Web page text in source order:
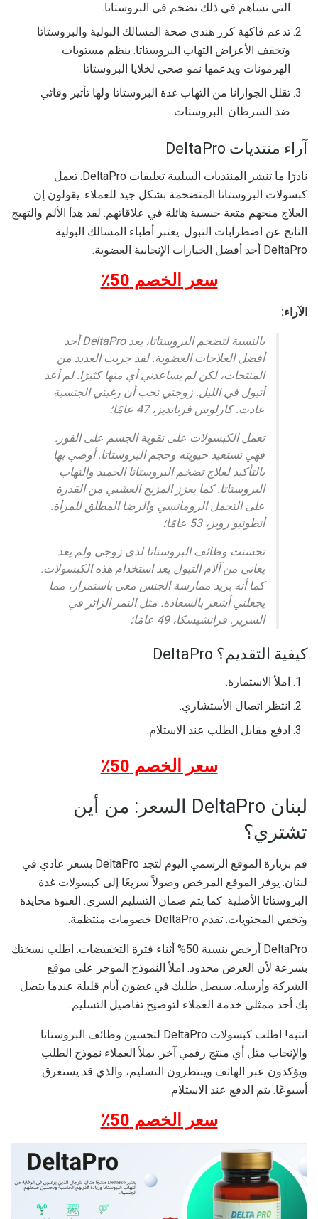
التي تساهم في ذلك تضخم في البروستاتا.
تدعم فاكهة كرز هندي صحة المسالك البولية والبروستاتا
وتخفف الأعراض التهاب البروستاتا. ينظم مستويات
الهرمونات ويدعمها نمو صحي لخلايا البروستاتا.
تقلل الجوارانا من التهاب غدة البروستاتا ولها تأثير وقائي
ضد السرطان. البروستات.
آراء منتديات DeltaPro
نادرًا ما تنشر المنتديات السلبية تعليقات DeltaPro. تعمل
كبسولات البروستاتا المتضخمة بشكل جيد للعملاء. يقولون إن
العلاج منحهم متعة جنسية هائلة في علاقاتهم. لقد هدأ الألم والتهيج
الناتج عن اضطرابات التبول. يعتبر أطباء المسالك البولية
DeltaPro أحد أفضل الخيارات الإنجابية العضوية.
سعر الخصم 50٪
الآراء:
بالنسبة لتضخم البروستاتا، يعد DeltaPro أحد
أفضل العلاجات العضوية. لقد جربت العديد من
المنتجات، لكن لم يساعدني أي منها كثيرًا. لم أعد
أتبول في الليل. زوجتي تحب أن رغبتي الجنسية
عادت. كارلوس فرنانديز، 47 عامًا؛
تعمل الكبسولات على تقوية الجسم على الفور.
فهي تستعيد حيويته وحجم البروستاتا. أوصي بها
بالتأكيد لعلاج تضخم البروستاتا الحميد والتهاب
البروستاتا. كما يعزز المزيج العشبي من القدرة
على التحمل الرومانسي والرضا المطلق للمرأة.
أنطونيو رويز، 53 عامًا؛
تحسنت وظائف البروستاتا لدى زوجي ولم يعد
يعاني من آلام التبول بعد استخدام هذه الكبسولات.
كما أنه يريد ممارسة الجنس معي باستمرار، مما
يجعلني أشعر بالسعادة. مثل النمر الزائر في
السرير. فرانشيسكا، 49 عامًا؛
كيفية التقديم؟ DeltaPro
املأ الاستمارة.
انتظر اتصال الأستشاري.
ادفع مقابل الطلب عند الاستلام.
سعر الخصم 50٪
لبنان DeltaPro السعر: من أين
تشتري؟
قم بزيارة الموقع الرسمي اليوم لتجد DeltaPro بسعر عادي في
لبنان. يوفر الموقع المرخص وصولاً سريعًا إلى كبسولات غدة
البروستاتا الأصلية. كما يتم ضمان التسليم السري. العبوة محايدة
وتخفي المحتويات. تقدم DeltaPro خصومات منتظمة.
DeltaPro أرخص بنسبة 50% أثناء فترة التخفيضات. اطلب نسختك
بسرعة لأن العرض محدود. املأ النموذج الموجز على موقع
الشركة وأرسله. سيصل طلبك في غضون أيام قليلة عندما يتصل
بك أحد ممثلي خدمة العملاء لتوضيح تفاصيل التسليم.
انتبه! اطلب كبسولات DeltaPro لتحسين وظائف البروستاتا
والإنجاب مثل أي منتج رقمي آخر. يملأ العملاء نموذج الطلب
ويؤكدون عبر الهاتف وينتظرون التسليم، والذي قد يستغرق
أسبوعًا. يتم الدفع عند الاستلام.
سعر الخصم 50٪